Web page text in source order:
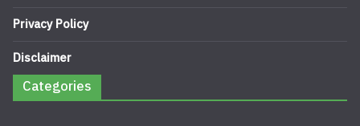
Privacy Policy
Disclaimer
Categories